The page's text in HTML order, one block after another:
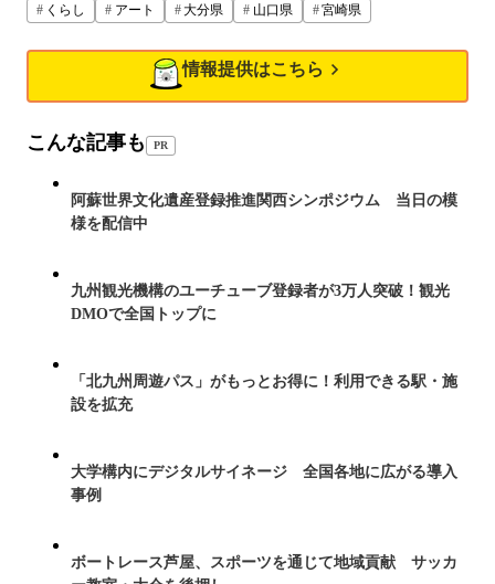
くらし
アート 大分県 山口県 宮崎県
情報提供はこちら
こんな記事も PR
阿蘇世界文化遺産登録推進関西シンポジウム 当日の模
様を配信中
九州観光機構のユーチューブ登録者が3万人突破！観光
DMOで全国トップに
「北九州周遊パス」がもっとお得に！利用できる駅・施
設を拡充
大学構内にデジタルサイネージ 全国各地に広がる導入
事例
ボートレース芦屋、スポーツを通じて地域貢献 サッカ